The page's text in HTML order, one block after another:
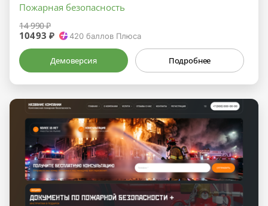
Пожарная безопасность
14 990 ₽
10493 ₽ 420 баллов Плюса
Демоверсия Подробнее